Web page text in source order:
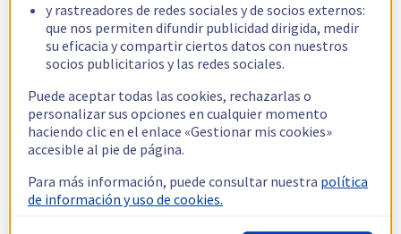
y rastreadores de redes sociales y de socios externos:
que nos permiten difundir publicidad dirigida, medir
su eficacia y compartir ciertos datos con nuestros
socios publicitarios y las redes sociales.
Puede aceptar todas las cookies, rechazarlas o
personalizar sus opciones en cualquier momento
haciendo clic en el enlace «Gestionar mis cookies»
accesible al pie de página.
Para más información, puede consultar nuestra política
de información y uso de cookies.